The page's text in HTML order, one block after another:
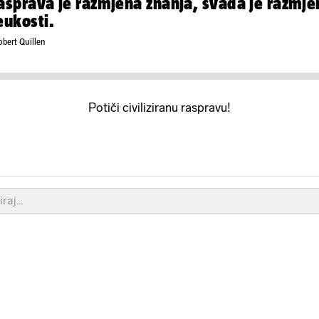
Quillen
Potiči civiliziranu raspravu!